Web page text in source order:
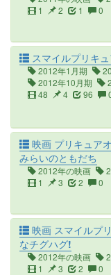
1
2 1 0
スマイルプリキュ
2012年1月期
2012年10月期
48
4 96
映画 プリキュア
みらいのともだち
2012年の映画
1
3 2 0
映画 スマイルプ
なチグハグ!
2012年の映画
1
3 2 0